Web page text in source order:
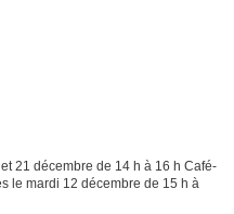
21 décembre de 14 h à 16 h Café-
le mardi 12 décembre de 15 h à